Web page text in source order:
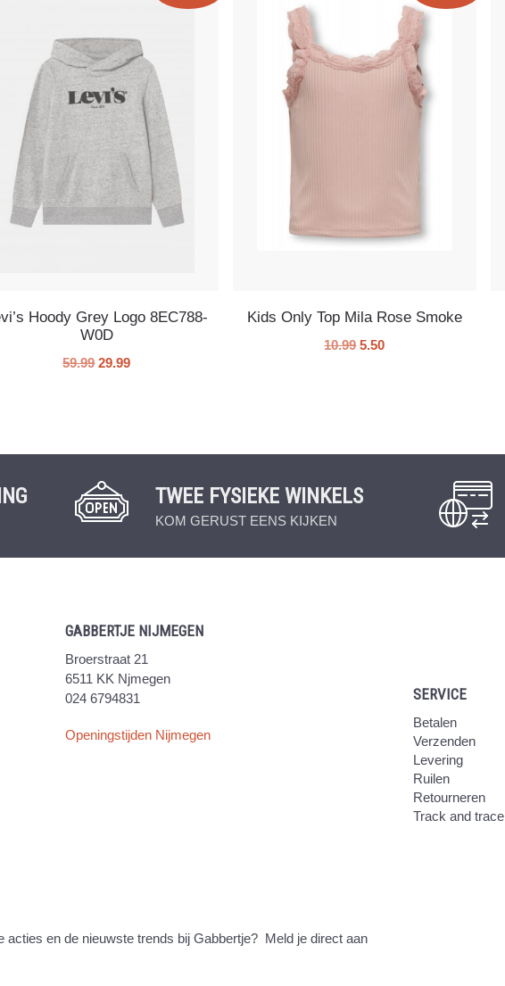
Hoody Grey Logo 8EC788-
W0D
59.99 29.99
Kids Only Top Mila Rose Smoke
10.99 5.50
TWEE FYSIEKE WINKELS
KOM GERUST EENS KIJKEN
GABBERTJE NIJMEGEN
Broerstraat 21
6511 KK Njmegen
024 6794831
Openingstijden Nijmegen
SERVICE
Betalen
Verzenden
Levering
Ruilen
Retourneren
Track and trace
acties en de nieuwste trends bij Gabbertje? Meld je direct aan